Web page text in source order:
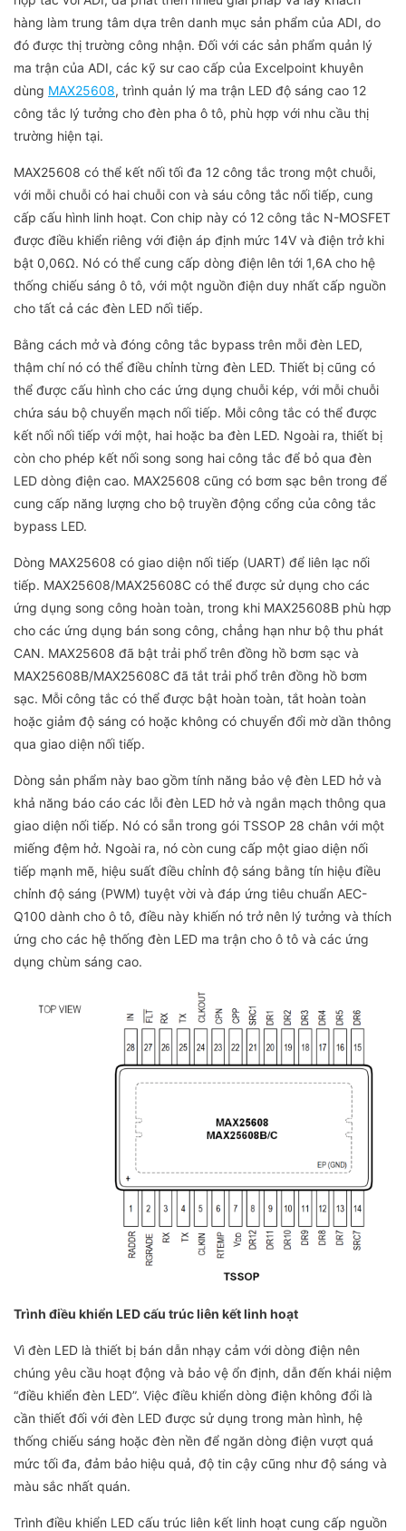
hàng làm trung tâm dựa trên danh mục sản phẩm của ADI, do
đó được thị trường công nhận. Đối với các sản phẩm quản lý
ma trận của ADI, các kỹ sư cao cấp của Excelpoint khuyên
dùng MAX25608, trình quản lý ma trận LED độ sáng cao 12
công tắc lý tưởng cho đèn pha ô tô, phù hợp với nhu cầu thị
trường hiện tại.
MAX25608 có thể kết nối tối đa 12 công tắc trong một chuỗi,
với mỗi chuỗi có hai chuỗi con và sáu công tắc nối tiếp, cung
cấp cấu hình linh hoạt. Con chip này có 12 công tắc N-MOSFET
được điều khiển riêng với điện áp định mức 14V và điện trở khi
bật 0,06Ω. Nó có thể cung cấp dòng điện lên tới 1,6A cho hệ
thống chiếu sáng ô tô, với một nguồn điện duy nhất cấp nguồn
cho tất cả các đèn LED nối tiếp.
Bằng cách mở và đóng công tắc bypass trên mỗi đèn LED,
thậm chí nó có thể điều chỉnh từng đèn LED. Thiết bị cũng có
thể được cấu hình cho các ứng dụng chuỗi kép, với mỗi chuỗi
chứa sáu bộ chuyển mạch nối tiếp. Mỗi công tắc có thể được
kết nối nối tiếp với một, hai hoặc ba đèn LED. Ngoài ra, thiết bị
còn cho phép kết nối song song hai công tắc để bỏ qua đèn
LED dòng điện cao. MAX25608 cũng có bơm sạc bên trong để
cung cấp năng lượng cho bộ truyền động cổng của công tắc
bypass LED.
Dòng MAX25608 có giao diện nối tiếp (UART) để liên lạc nối
tiếp. MAX25608/MAX25608C có thể được sử dụng cho các
ứng dụng song công hoàn toàn, trong khi MAX25608B phù hợp
cho các ứng dụng bán song công, chẳng hạn như bộ thu phát
CAN. MAX25608 đã bật trải phổ trên đồng hồ bơm sạc và
MAX25608B/MAX25608C đã tắt trải phổ trên đồng hồ bơm
sạc. Mỗi công tắc có thể được bật hoàn toàn, tắt hoàn toàn
hoặc giảm độ sáng có hoặc không có chuyển đổi mờ dần thông
qua giao diện nối tiếp.
Dòng sản phẩm này bao gồm tính năng bảo vệ đèn LED hở và
khả năng báo cáo các lỗi đèn LED hở và ngắn mạch thông qua
giao diện nối tiếp. Nó có sẵn trong gói TSSOP 28 chân với một
miếng đệm hở. Ngoài ra, nó còn cung cấp một giao diện nối
tiếp mạnh mẽ, hiệu suất điều chỉnh độ sáng bằng tín hiệu điều
chỉnh độ sáng (PWM) tuyệt vời và đáp ứng tiêu chuẩn AEC-
Q100 dành cho ô tô, điều này khiến nó trở nên lý tưởng và thích
ứng cho các hệ thống đèn LED ma trận cho ô tô và các ứng
dụng chùm sáng cao.
Trình điều khiển LED cấu trúc liên kết linh hoạt
Vì đèn LED là thiết bị bán dẫn nhạy cảm với dòng điện nên
chúng yêu cầu hoạt động và bảo vệ ổn định, dẫn đến khái niệm
“điều khiển đèn LED”. Việc điều khiển dòng điện không đổi là
cần thiết đối với đèn LED được sử dụng trong màn hình, hệ
thống chiếu sáng hoặc đèn nền để ngăn dòng điện vượt quá
mức tối đa, đảm bảo hiệu quả, độ tin cậy cũng như độ sáng và
màu sắc nhất quán.
Trình điều khiển LED cấu trúc liên kết linh hoạt cung cấp nguồn